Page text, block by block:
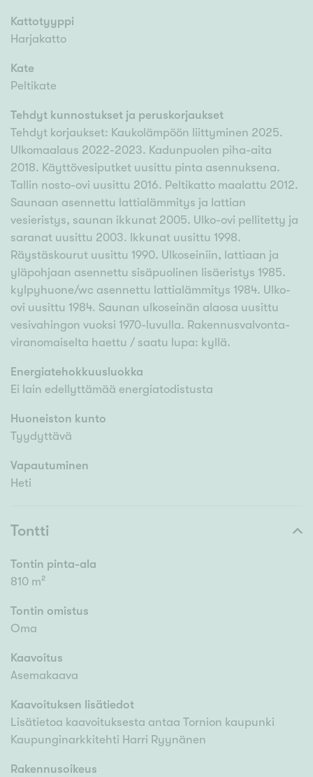
Kattotyyppi
Harjakatto
Kate
Peltikate
Tehdyt kunnostukset ja peruskorjaukset
Tehdyt korjaukset: Kaukolämpöön liittyminen 2025.
Ulkomaalaus 2022-2023. Kadunpuolen piha-aita
2018. Käyttövesiputket uusittu pinta asennuksena.
Tallin nosto-ovi uusittu 2016. Peltikatto maalattu 2012.
Saunaan asennettu lattialämmitys ja lattian
vesieristys, saunan ikkunat 2005. Ulko-ovi pellitetty ja
saranat uusittu 2003. Ikkunat uusittu 1998.
Räystäskourut uusittu 1990. Ulkoseiniin, lattiaan ja
yläpohjaan asennettu sisäpuolinen lisäeristys 1985.
kylpyhuone/wc asennettu lattialämmitys 1984. Ulko-
ovi uusittu 1984. Saunan ulkoseinän alaosa uusittu
vesivahingon vuoksi 1970-luvulla. Rakennusvalvonta-
viranomaiselta haettu / saatu lupa: kyllä.
Energiatehokkuusluokka
Ei lain edellyttämää energiatodistusta
Huoneiston kunto
Tyydyttävä
Vapautuminen
Heti
Tontti
Tontin pinta-ala
810 m²
Tontin omistus
Oma
Kaavoitus
Asemakaava
Kaavoituksen lisätiedot
Lisätietoa kaavoituksesta antaa Tornion kaupunki
Kaupunginarkkitehti Harri Ryynänen
Rakennusoikeus